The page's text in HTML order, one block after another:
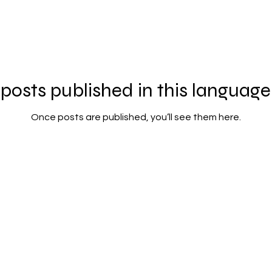
published in this
Once posts are published, you’ll see them here.